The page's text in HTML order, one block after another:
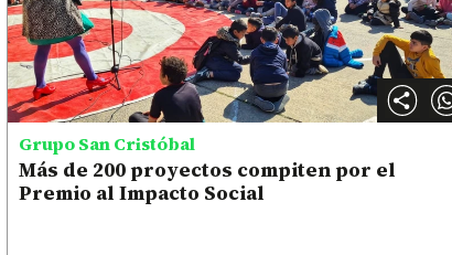
Grupo San Cristóbal
Más de 200 proyectos compiten por el
Premio al Impacto Social